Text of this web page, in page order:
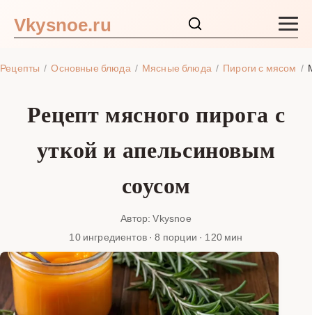
Vkysnoe.ru
Рецепты Основные блюда Мясные блюда Пироги с мясом
Рецепт мясного пирога с
уткой и апельсиновым
соусом
Автор: Vkysnoe
10 ингредиентов · 8 порции · 120 мин